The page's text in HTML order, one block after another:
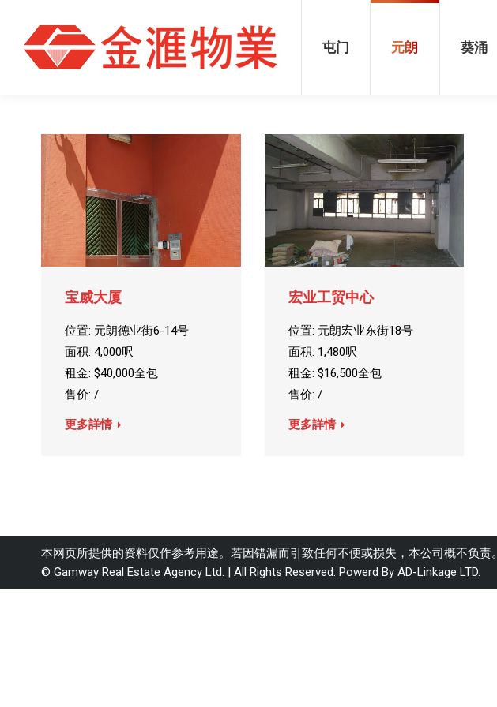
屯门 元朗 葵涌
宝威大厦
位置: 元朗德业街6-14号
面积: 4,000呎
租金: $40,000全包
售价: /
更多詳情
宏业工贸中心
位置: 元朗宏业东街18号
面积: 1,480呎
租金: $16,500全包
售价: /
更多詳情
本网页所提供的资料仅作参考用途。若因错漏而引致任何不便或损失，本公司概不负责。
© Gamway Real Estate Agency Ltd. | All Rights Reserved. Powerd By AD-Linkage LTD.
屯门 元朗 葵涌